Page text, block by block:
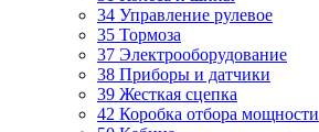
34 Управление рулевое
35 Тормоза
37 Электрооборудование
38 Приборы и датчики
39 Жесткая сцепка
42 Коробка отбора мощности